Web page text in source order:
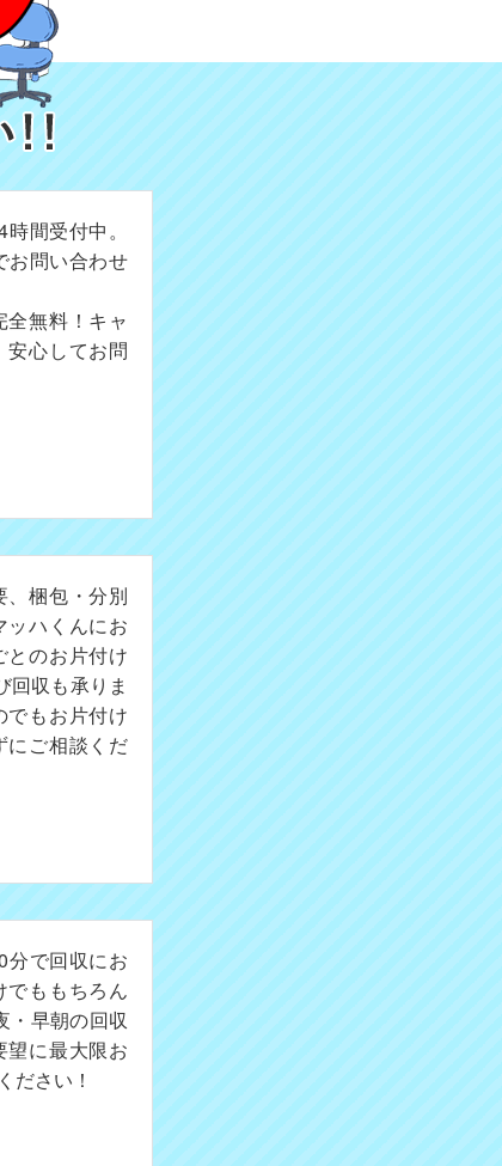
間受付中。
お問い合わせ
無料！キャ
安心してお問
、梱包・分別
ッハくんにお
とのお片付け
回収も承りま
でもお片付け
にご相談くだ
分で回収にお
でももちろん
・早朝の回収
望に最大限お
ださい！